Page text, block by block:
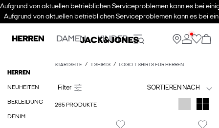
Aufgrund von aktuellen betrieblichen Serviceproblemen kann es bei
Aufgrund von aktuellen betrieblichen Serviceproblemen kann es bei
HERREN DAMEN KINDER
HERREN
NEUHEITEN
BEKLEIDUNG
DENIM
STARTSEITE T-SHIRTS LOGO T-SHIRTS FÜR HERREN
SORTIEREN NACH
265 PRODUKTE